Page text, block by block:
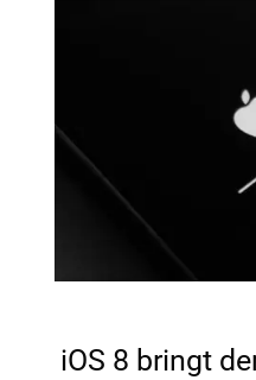
iOS 8 bringt